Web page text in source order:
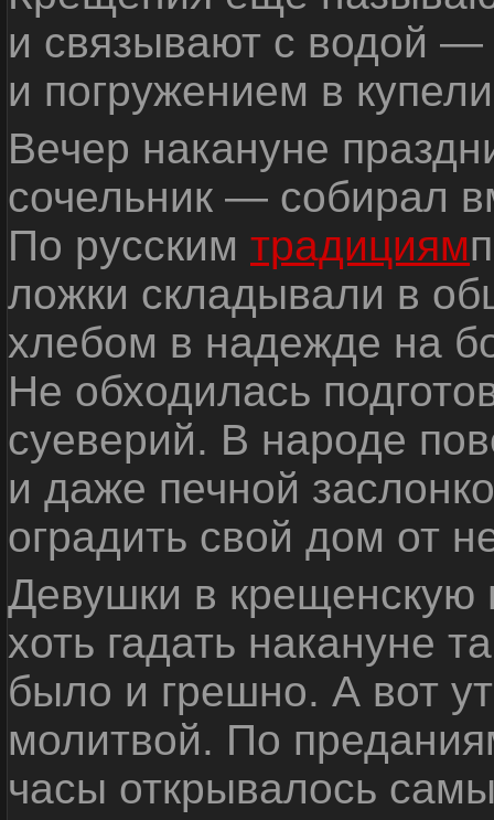
и связывают с водой
и погружением в
Вечер накануне
сочельник — собирал
По русским традициям
ложки складывали в
хлебом в надежде на
Не обходилась
суеверий. В народе
и даже печной
оградить свой дом от
Девушки в крещенскую
хоть гадать накануне
было и грешно. А вот
молитвой. По
часы открывалось